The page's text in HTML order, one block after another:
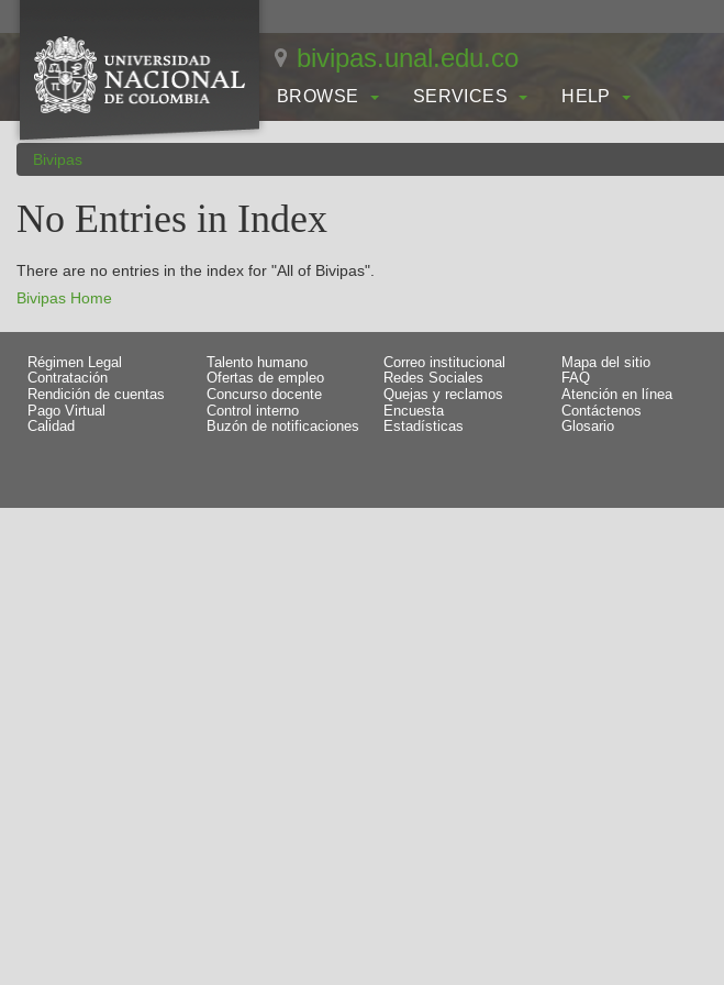
bivipas.unal.edu.co
BROWSE SERVICES HELP
Bivipas
No Entries in Index
There are no entries in the index for "All of Bivipas".
Bivipas Home
Régimen Legal
Talento humano
Contratación
Ofertas de empleo
Rendición de cuentas
Concurso docente
Pago Virtual
Control interno
Calidad
Buzón de notificaciones
Correo institucional
Mapa del sitio
Redes Sociales
FAQ
Quejas y reclamos
Atención en línea
Encuesta
Contáctenos
Estadísticas
Glosario